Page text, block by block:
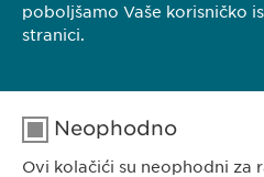
poboljšamo Vaše korisničko
stranici.
Neophodno
Ovi kolačići su neophodni za